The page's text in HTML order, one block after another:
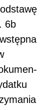
6b